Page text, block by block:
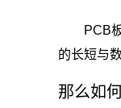
PCB
的长短与
那么如